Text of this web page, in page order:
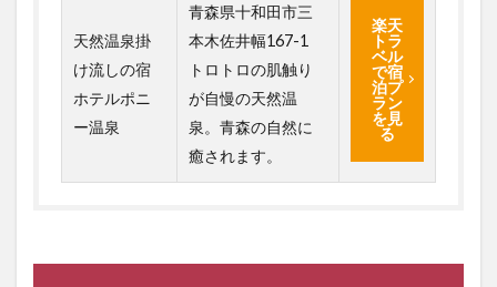
天然温泉掛
け流しの宿
ホテルポニ
ー温泉
青森県十和田市三
本木佐井幅167-1
トロトロの肌触り
が自慢の天然温
泉。青森の自然に
癒されます。
楽天
トラ
ベル
で宿
泊プ
ラン
を見
る